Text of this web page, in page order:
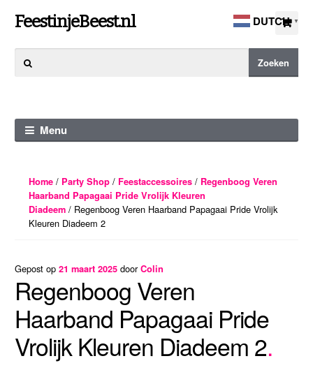
Ga
naar
navigatie
Ga
naar
de
FeestinjeBeest.nl
naar:
Zoeken
Menu
Home/ Party Shop/ Feestaccessoires/ Regenboog Veren
Haarband Papagaai Pride Vrolijk Kleuren
Diadeem/ Regenboog Veren Haarband Papagaai Pride Vrolijk
Kleuren Diadeem 2
Gepost op 21 maart 2025doorColin
Regenboog Veren
Haarband Papagaai Pride
Vrolijk Kleuren Diadeem 2
DUTCH ▼